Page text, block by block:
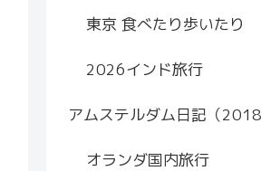
東京 食べたり歩いたり
2026インド旅行
アムステルダム日記（
オランダ国内旅行